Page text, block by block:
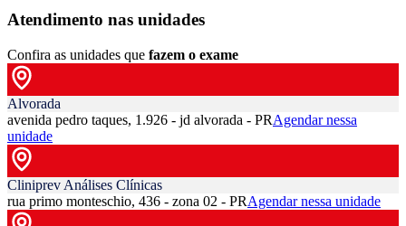
Atendimento nas unidades
Confira as unidades que fazem o exame
Alvorada
avenida pedro taques, 1.926 - jd alvorada - PRAgendar nessa
unidade
Cliniprev Análises Clínicas
rua primo monteschio, 436 - zona 02 - PRAgendar nessa unidade